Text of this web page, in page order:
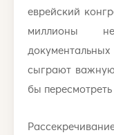
еврейский
миллионы
сыграют
бы